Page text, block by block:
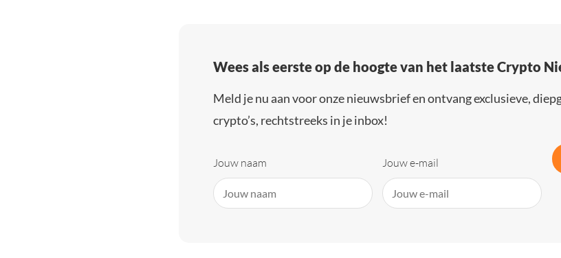
Wees als eerste op de hoogte van het laatste Crypto
Meld je nu aan voor onze nieuwsbrief en ontvang exclusieve,
crypto’s, rechtstreeks in je inbox!
Jouw naam Jouw e-mail